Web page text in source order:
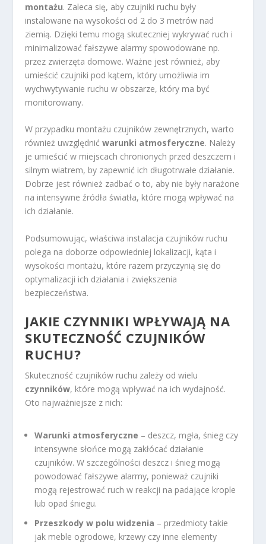
montażu. Zaleca się, aby czujniki ruchu były
instalowane na wysokości od 2 do 3 metrów nad
ziemią. Dzięki temu mogą skuteczniej wykrywać ruch i
minimalizować fałszywe alarmy spowodowane np.
przez zwierzęta domowe. Ważne jest również, aby
umieścić czujniki pod kątem, który umożliwia im
wychwytywanie ruchu w obszarze, który ma być
monitorowany.
W przypadku montażu czujników zewnętrznych, warto
również uwzględnićwarunki atmosferyczne. Należy
je umieścić w miejscach chronionych przed deszczem i
silnym wiatrem, by zapewnić ich długotrwałe działanie.
Dobrze jest również zadbać o to, aby nie były narażone
na intensywne źródła światła, które mogą wpływać na
ich działanie.
Podsumowując, właściwa instalacja czujników ruchu
polega na doborze odpowiedniej lokalizacji, kąta i
wysokości montażu, które razem przyczynią się do
optymalizacji ich działania i zwiększenia
bezpieczeństwa.
JAKIE CZYNNIKI WPŁYWAJĄ NA
SKUTECZNOŚĆ CZUJNIKÓW
RUCHU?
Skuteczność czujników ruchu zależy od wielu
czynników, które mogą wpływać na ich wydajność.
Oto najważniejsze z nich:
Warunki atmosferyczne – deszcz, mgła, śnieg czy
intensywne słońce mogą zakłócać działanie
czujników. W szczególności deszcz i śnieg mogą
powodować fałszywe alarmy, ponieważ czujniki
mogą rejestrować ruch w reakcji na padające krople
lub opad śniegu.
Przeszkody w polu widzenia – przedmioty takie
jak meble ogrodowe, krzewy czy inne elementy